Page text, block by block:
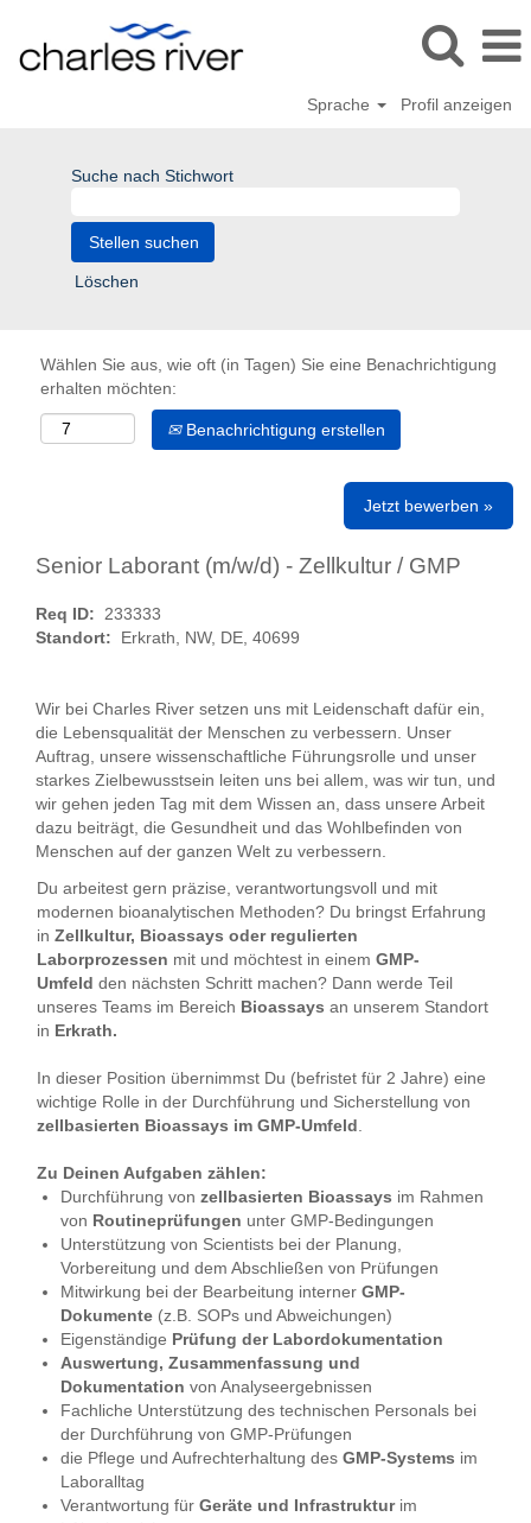
Sprache Profil anzeigen
Suche nach Stichwort
Löschen
Wählen Sie aus, wie oft (in Tagen) Sie eine Benachrichtigung
erhalten möchten:
Benachrichtigung erstellen
Jetzt bewerben »
Senior Laborant (m/w/d) - Zellkultur / GMP
Req ID: 233333
Standort: Erkrath, NW, DE, 40699
Wir bei Charles River setzen uns mit Leidenschaft dafür ein,
die Lebensqualität der Menschen zu verbessern. Unser
Auftrag, unsere wissenschaftliche Führungsrolle und unser
starkes Zielbewusstsein leiten uns bei allem, was wir tun, und
wir gehen jeden Tag mit dem Wissen an, dass unsere Arbeit
dazu beiträgt, die Gesundheit und das Wohlbefinden von
Menschen auf der ganzen Welt zu verbessern.
Du arbeitest gern präzise, verantwortungsvoll und mit
modernen bioanalytischen Methoden? Du bringst Erfahrung
in Zellkultur, Bioassays oder regulierten
Laborprozessen mit und möchtest in einem GMP-
Umfeld den nächsten Schritt machen? Dann werde Teil
unseres Teams im Bereich Bioassays an unserem Standort
in Erkrath.
In dieser Position übernimmst Du (befristet für 2 Jahre) eine
wichtige Rolle in der Durchführung und Sicherstellung von
zellbasierten Bioassays im GMP-Umfeld
Zu Deinen Aufgaben zählen:
Durchführung von zellbasierten Bioassays im Rahmen
von Routineprüfungen unter GMP-Bedingungen
Unterstützung von Scientists bei der Planung,
Vorbereitung und dem Abschließen von Prüfungen
Mitwirkung bei der Bearbeitung interner GMP-
Dokumente (z.B. SOPs und Abweichungen)
Eigenständige Prüfung der Labordokumentation
Auswertung, Zusammenfassung und
Dokumentation von Analyseergebnissen
Fachliche Unterstützung des technischen Personals bei
der Durchführung von GMP-Prüfungen
die Pflege und Aufrechterhaltung des GMP-Systems im
Laboralltag
Verantwortung für Geräte und Infrastrukturim